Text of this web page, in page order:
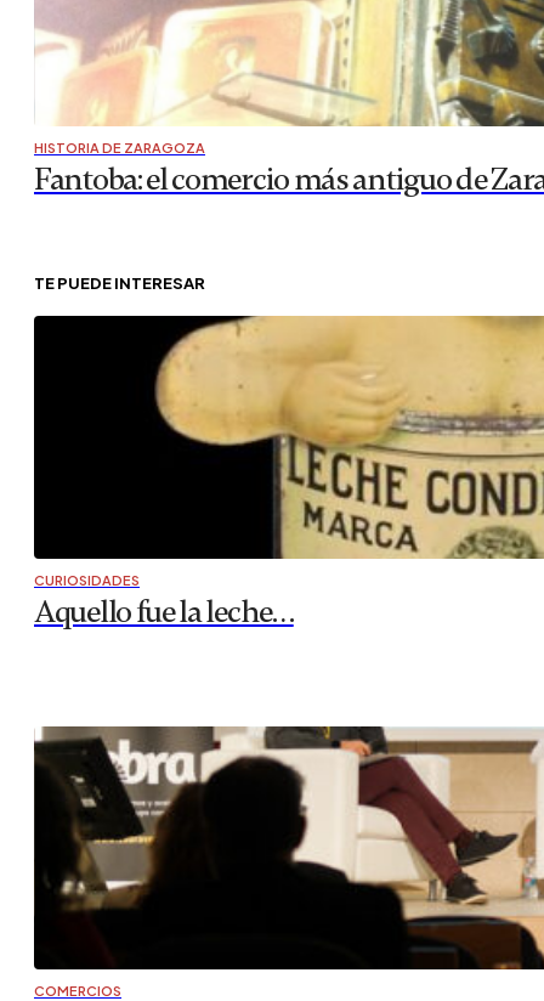
HISTORIA DE ZARAGOZA
Fantoba: el comercio más antiguo de
TE PUEDE INTERESAR
CURIOSIDADES
Aquello fue la leche…
COMERCIOS